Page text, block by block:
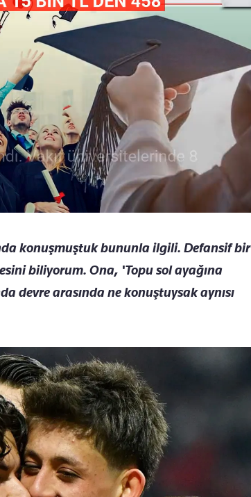
konuşmuştuk bununla ilgili. Defansif bir
biliyorum. Ona, 'Topu sol ayağına
devre arasında ne konuştuysak aynısı